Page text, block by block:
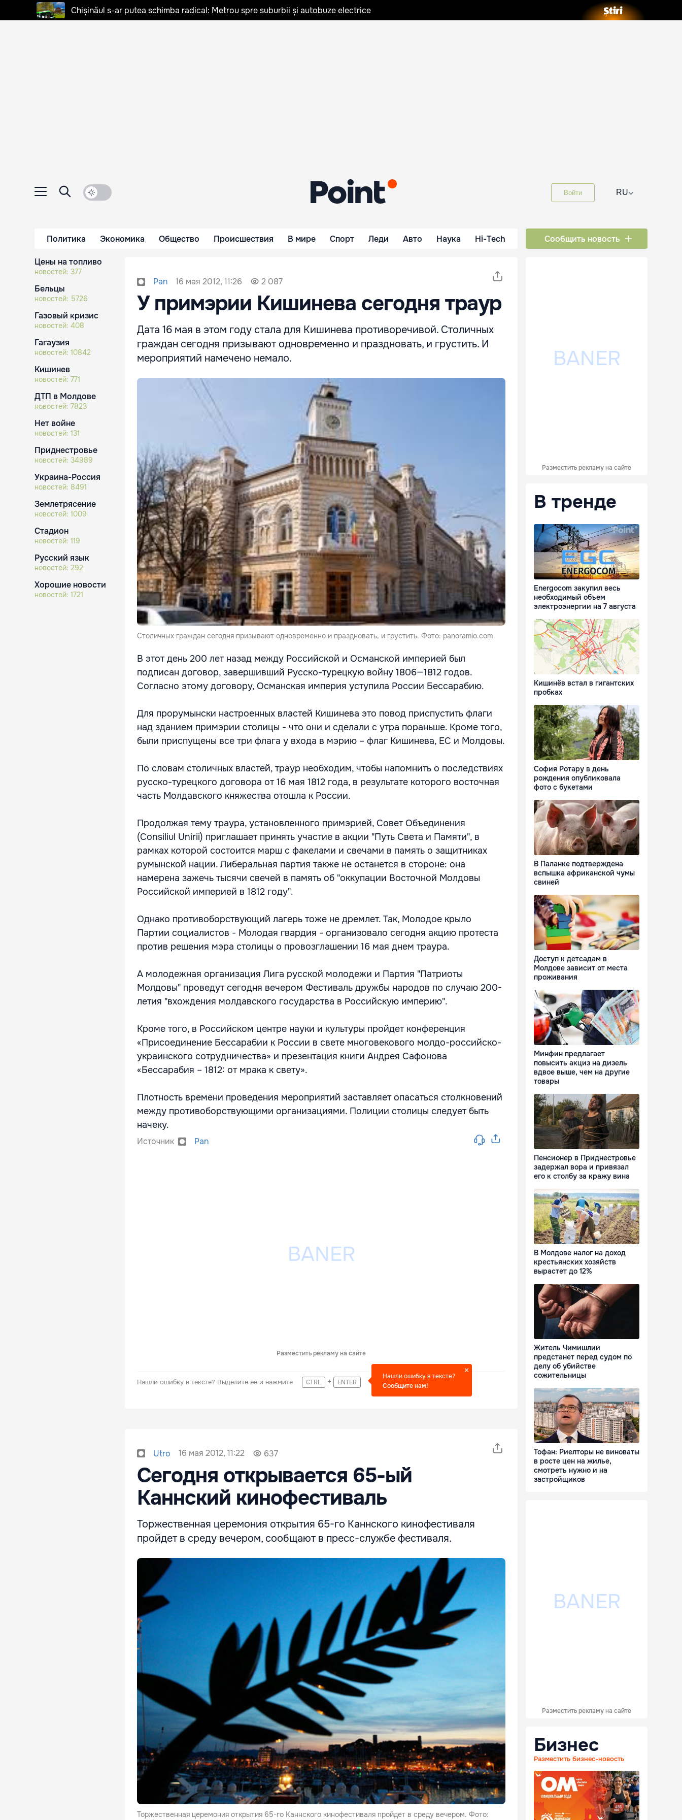
Chișinăul s-ar putea schimba radical: Metrou spre suburbii și autobuze electrice
Войти RU⌵
Политика Экономика Общество Происшествия В мире Спорт Леди Авто Наука Hi-Tech Сообщить новость
Цены на топливо
новостей: 377
Бельцы
новостей: 5726
Газовый кризис
новостей: 408
Гагаузия
новостей: 10842
Кишинев
новостей: 771
ДТП в Молдове
новостей: 7823
Нет войне
новостей: 131
Приднестровье
новостей: 34989
Украина-Россия
новостей: 8491
Землетрясение
новостей: 1009
Стадион
новостей: 119
Русский язык
новостей: 292
Хорошие новости
новостей: 1721
Pan 16 мая 2012, 11:26 2 087
У примэрии Кишинева сегодня траур
Дата 16 мая в этом году стала для Кишинева противоречивой. Столичных
граждан сегодня призывают одновременно и праздновать, и грустить. И
мероприятий намечено немало.
Столичных граждан сегодня призывают одновременно и праздновать, и грустить. Фото: panoramio.com
В этот день 200 лет назад между Российской и Османской империей был
подписан договор, завершивший Русско-турецкую войну 1806—1812 годов.
Согласно этому договору, Османская империя уступила России Бессарабию.
Для прорумынски настроенных властей Кишинева это повод приспустить флаги
над зданием примэрии столицы - что они и сделали с утра пораньше. Кроме того,
были приспущены все три флага у входа в мэрию – флаг Кишинева, ЕС и Молдовы.
По словам столичных властей, траур необходим, чтобы напомнить о последствиях
русско-турецкого договора от 16 мая 1812 года, в результате которого восточная
часть Молдавского княжества отошла к России.
Продолжая тему траура, установленного примэрией, Совет Объединения
(Consiliul Unirii) приглашает принять участие в акции "Путь Света и Памяти", в
рамках которой состоится марш с факелами и свечами в память о защитниках
румынской нации. Либеральная партия также не останется в стороне: она
намерена зажечь тысячи свечей в память об "оккупации Восточной Молдовы
Российской империей в 1812 году".
Однако противоборствующий лагерь тоже не дремлет. Так, Молодое крыло
Партии социалистов - Молодая гвардия - организовало сегодня акцию протеста
против решения мэра столицы о провозглашении 16 мая днем траура.
А молодежная организация Лига русской молодежи и Партия "Патриоты
Молдовы" проведут сегодня вечером Фестиваль дружбы народов по случаю 200-
летия "вхождения молдавского государства в Российскую империю".
Кроме того, в Российском центре науки и культуры пройдет конференция
«Присоединение Бессарабии к России в свете многовекового молдо-российско-
украинского сотрудничества» и презентация книги Андрея Сафонова
«Бессарабия – 1812: от мрака к свету».
Плотность времени проведения мероприятий заставляет опасаться столкновений
между противоборствующими организациями. Полиции столицы следует быть
начеку.
Источник Pan
Разместить рекламу на сайте
Нашли ошибку в тексте? Выделите ее и нажмите CTRL + ENTER
Нашли ошибку в тексте?
Сообщите нам!
Utro 16 мая 2012, 11:22 637
Сегодня открывается 65-ый
Каннский кинофестиваль
Торжественная церемония открытия 65-го Каннского кинофестиваля
пройдет в среду вечером, сообщают в пресс-службе фестиваля.
Торжественная церемония открытия 65-го Каннского кинофестиваля пройдет в среду вечером. Фото:
Разместить рекламу на сайте
В тренде
Energocom закупил весь
необходимый объем
электроэнергии на 7 августа
Кишинёв встал в гигантских
пробках
София Ротару в день
рождения опубликовала
фото с букетами
В Паланке подтверждена
вспышка африканской чумы
свиней
Доступ к детсадам в
Молдове зависит от места
проживания
Минфин предлагает
повысить акциз на дизель
вдвое выше, чем на другие
товары
Пенсионер в Приднестровье
задержал вора и привязал
его к столбу за кражу вина
В Молдове налог на доход
крестьянских хозяйств
вырастет до 12%
Житель Чимишлии
предстанет перед судом по
делу об убийстве
сожительницы
Тофан: Риелторы не виноваты
в росте цен на жилье,
смотреть нужно и на
застройщиков
Разместить рекламу на сайте
Бизнес
Разместить бизнес-новость